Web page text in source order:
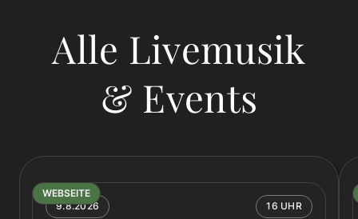
Alle Livemusik
& Events
WEBSEITE
9.8.2026
16 UHR